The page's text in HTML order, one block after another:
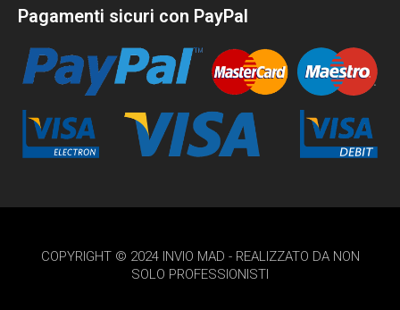
Pagamenti sicuri con PayPal
COPYRIGHT © 2024 INVIO MAD - REALIZZATO DA NON
SOLO PROFESSIONISTI